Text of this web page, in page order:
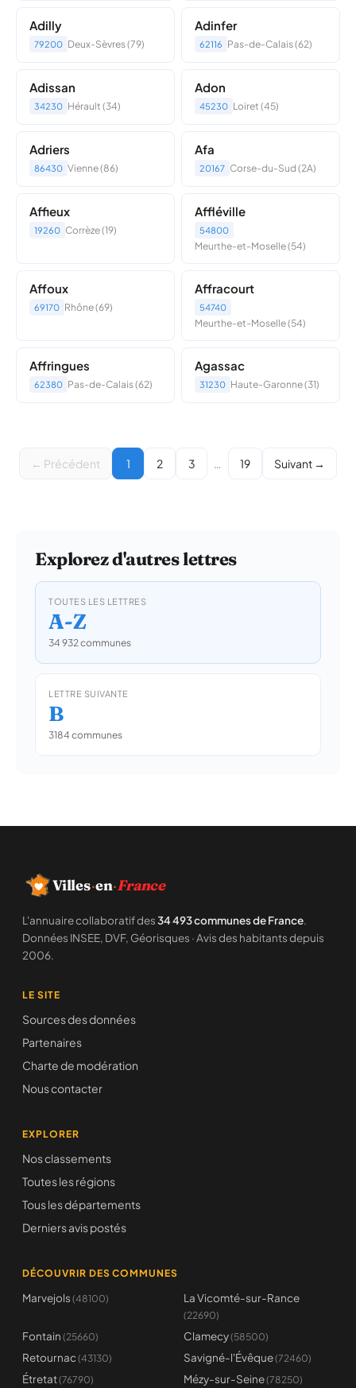
Adilly
79200 Deux-Sèvres (79)
Adinfer
62116 Pas-de-Calais (62)
Adissan
34230 Hérault (34)
Adon
45230 Loiret (45)
Adriers
86430 Vienne (86)
Afa
20167 Corse-du-Sud (2A)
Affieux
19260 Corrèze (19)
Affléville
54800
Meurthe-et-Moselle (54)
Affoux
69170 Rhône (69)
Affracourt
54740
Meurthe-et-Moselle (54)
Affringues
62380 Pas-de-Calais (62)
Agassac
31230 Haute-Garonne (31)
← Précédent 1 2 3 … 19 Suivant →
Explorez d'autres lettres
TOUTES LES LETTRES
A-Z
34 932 communes
LETTRE SUIVANTE
B
3184 communes
Villes·en·France
L'annuaire collaboratif des34 493 communes de France.
Données INSEE, DVF, Géorisques · Avis des habitants depuis
2006.
LE SITE
Sources des données
Partenaires
Charte de modération
Nous contacter
EXPLORER
Nos classements
Toutes les régions
Tous les départements
Derniers avis postés
DÉCOUVRIR DES COMMUNES
Marvejols (48100) La Vicomté-sur-Rance
(22690)
Fontain (25660) Clamecy(58500)
Retournac (43130) Savigné-l'Évêque(72460)
Étretat(76790) Mézy-sur-Seine(78250)